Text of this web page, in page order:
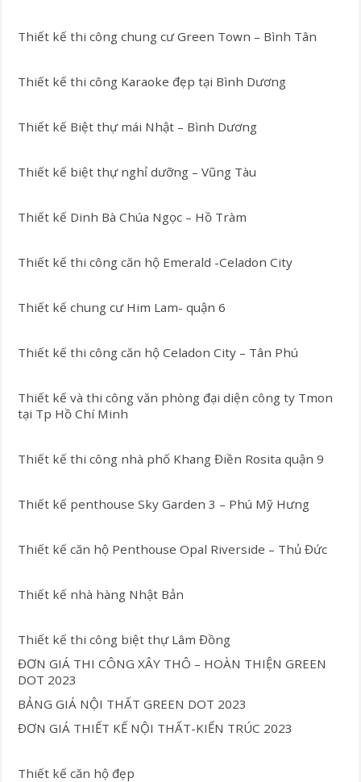
Thiết kế thi công chung cư Green Town – Bình Tân
Thiết kế thi công Karaoke đẹp tại Bình Dương
Thiết kế Biệt thự mái Nhật – Bình Dương
Thiết kế biệt thự nghỉ dưỡng – Vũng Tàu
Thiết kế Dinh Bà Chúa Ngọc – Hồ Tràm
Thiết kế thi công căn hộ Emerald -Celadon City
Thiết kế chung cư Him Lam- quận 6
Thiết kế thi công căn hộ Celadon City – Tân Phú
Thiết kế và thi công văn phòng đại diện công ty Tmon
tại Tp Hồ Chí Minh
Thiết kế thi công nhà phố Khang Điền Rosita quận 9
Thiết kế penthouse Sky Garden 3 – Phú Mỹ Hưng
Thiết kế căn hộ Penthouse Opal Riverside – Thủ Đức
Thiết kế nhà hàng Nhật Bản
Thiết kế thi công biệt thự Lâm Đồng
ĐƠN GIÁ THI CÔNG XÂY THÔ – HOÀN THIỆN GREEN
DOT 2023
BẢNG GIÁ NỘI THẤT GREEN DOT 2023
ĐƠN GIÁ THIẾT KẾ NỘI THẤT-KIẾN TRÚC 2023
Thiết kế căn hộ đẹp